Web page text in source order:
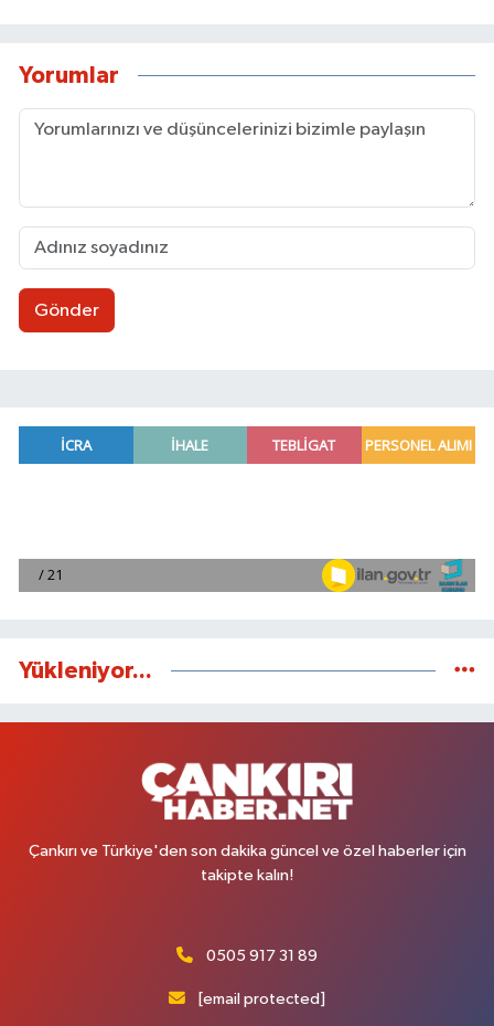
Yorumlar
Gönder
Yükleniyor...
Çankırı ve Türkiye'den son dakika güncel ve özel haberler için
takipte kalın!
0505 917 31 89
[email protected]